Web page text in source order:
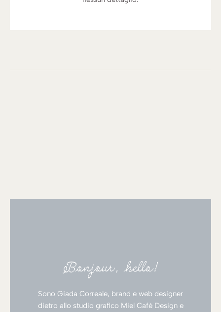
Bonjour, hello!
Sono Giada Correale, brand e web designer
dietro allo studio grafico Miel Cafè Design e